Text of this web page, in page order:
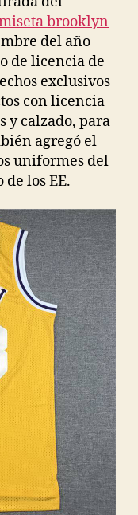
brooklyn
del año
de licencia de
exclusivos
con licencia
y calzado, para
agregó el
uniformes del
los EE.